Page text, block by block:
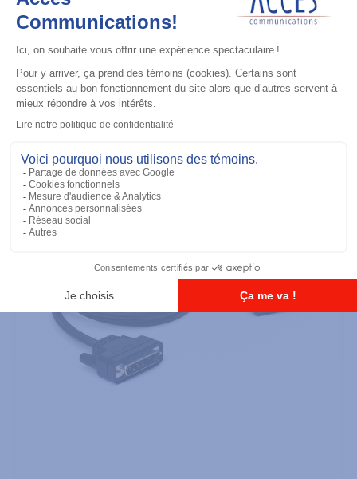
Maintenance
Adapter Cable (for use with
AARKN4083)
Ajouter à la liste